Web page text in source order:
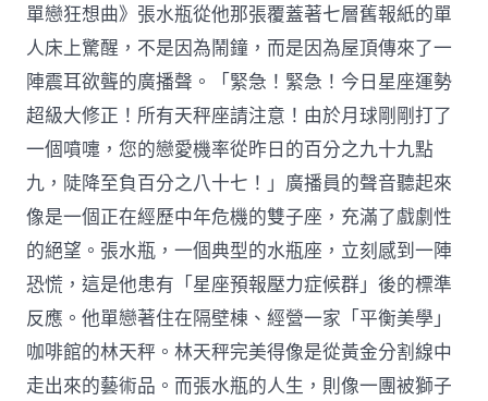
單戀狂想曲》張水瓶從他那張覆蓋著七層舊報紙的單
人床上驚醒，不是因為鬧鐘，而是因為屋頂傳來了一
陣震耳欲聾的廣播聲。「緊急！緊急！今日星座運勢
超級大修正！所有天秤座請注意！由於月球剛剛打了
一個噴嚏，您的戀愛機率從昨日的百分之九十九點
九，陡降至負百分之八十七！」廣播員的聲音聽起來
像是一個正在經歷中年危機的雙子座，充滿了戲劇性
的絕望。張水瓶，一個典型的水瓶座，立刻感到一陣
恐慌，這是他患有「星座預報壓力症候群」後的標準
反應。他單戀著住在隔壁棟、經營一家「平衡美學」
咖啡館的林天秤。林天秤完美得像是從黃金分割線中
走出來的藝術品。而張水瓶的人生，則像一團被獅子